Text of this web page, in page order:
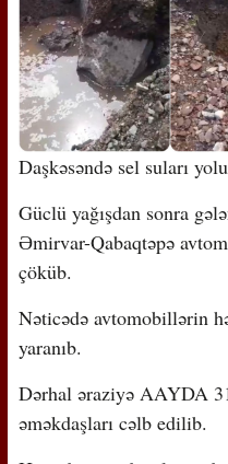
Daşkəsəndə sel suları
Güclü yağışdan sonra
Əmirvar-Qabaqtəpə
çöküb.
Nəticədə avtomobillərin
yaranıb.
Dərhal əraziyə AAYDA
əməkdaşları cəlb edilib.